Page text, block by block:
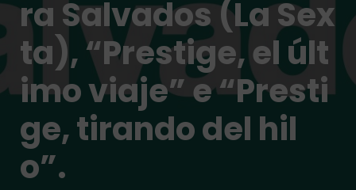
ra Salvados (La Sex
ta), “Prestige, el últ
imo viaje” e “Presti
ge, tirando del hil
o”.